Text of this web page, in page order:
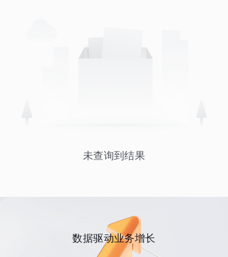
未查询到结果
数据驱动业务增长